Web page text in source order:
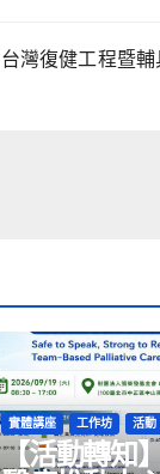
台灣復健工程暨
實體講座 工作坊 活動
【活動轉知